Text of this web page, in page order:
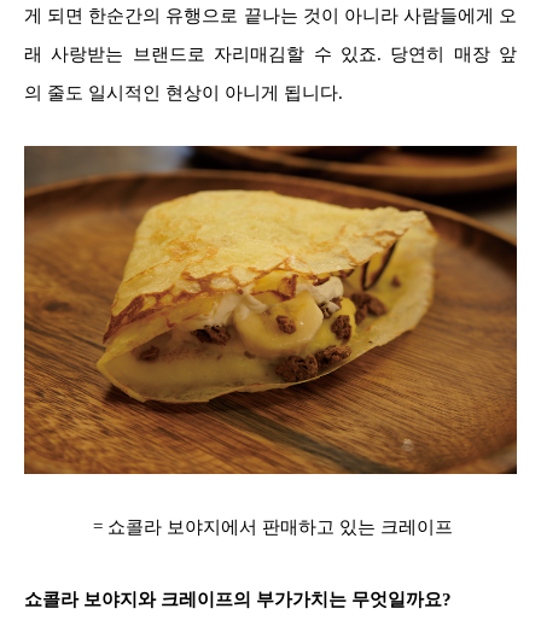
게 되면 한순간의 유행으로 끝나는 것이 아니라 사람들에게 오
래 사랑받는 브랜드로 자리매김할 수 있죠. 당연히 매장 앞
의 줄도 일시적인 현상이 아니게 됩니다.
= 쇼콜라 보야지에서 판매하고 있는 크레이프
쇼콜라 보야지와 크레이프의 부가가치는 무엇일까요?